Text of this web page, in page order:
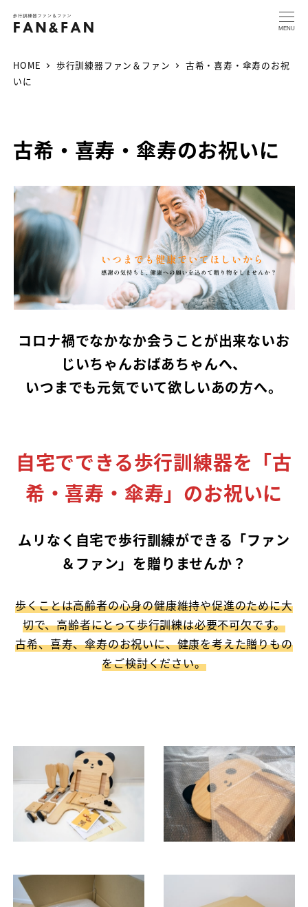
MENU
HOME 歩行訓練器ファン＆ファン
古希・喜寿・傘寿のお祝
いに
古希・喜寿・傘寿のお祝いに
コロナ禍でなかなか会うことが出来ないお
じいちゃんおばあちゃんへ、
いつまでも元気でいて欲しいあの方へ。
自宅でできる歩行訓練器を「古
希・喜寿・傘寿」のお祝いに
ムリなく自宅で歩行訓練ができる「ファン
＆ファン」を贈りませんか？
歩くことは高齢者の心身の健康維持や促進のために大
切で、高齢者にとって歩行訓練は必要不可欠です。
古希、喜寿、傘寿のお祝いに、健康を考えた贈りもの
をご検討ください。